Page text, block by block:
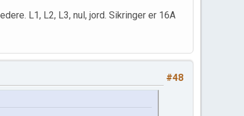
L1, L2, L3, nul, jord. Sikringer er 16A
#48